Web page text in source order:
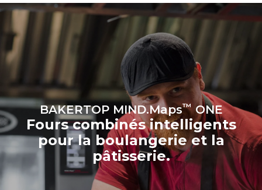
renouvelables.Greenhouse
Gas Protocol
Estimation calculée sur la base
Estimation calculée sur la base
des nettoyages hebdomadaires
suivants (42 semaines/an) :
1 nettoyage rapide
BAKERTOP MIND.Maps™ONE
Fours combinés intelligents
pour la boulangerie et la
pâtisserie.